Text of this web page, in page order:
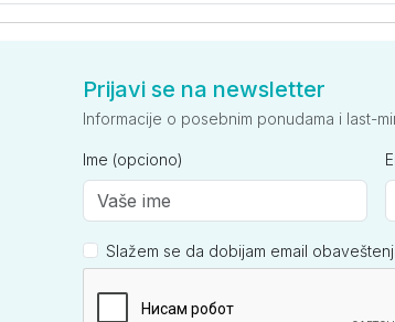
Prijavi se na newsletter
Informacije o posebnim ponudama i last-
Ime (opciono)
Slažem se da dobijam email